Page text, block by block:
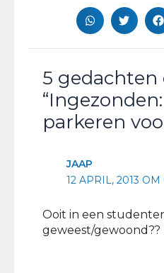
5 gedachten
parkeren
JAAP
12 APRIL, 2013
Ooit in een
geweest/gewoond??